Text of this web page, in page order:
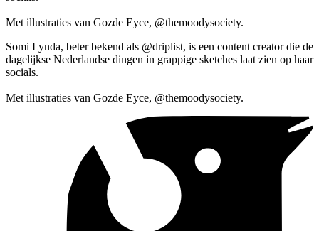
Met illustraties van Gozde Eyce, @themoodysociety.
Somi Lynda, beter bekend als @driplist, is een content creator die de
dagelijkse Nederlandse dingen in grappige sketches laat zien op haar
socials.
Met illustraties van Gozde Eyce, @themoodysociety.